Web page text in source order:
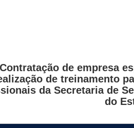
Contratação de empresa
de treinamento
da Secretaria de
do